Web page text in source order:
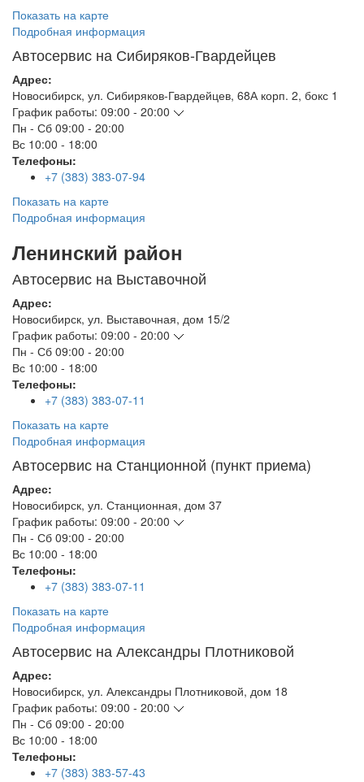
Показать на карте
Подробная информация
Автосервис на Сибиряков-Гвардейцев
Адрес:
Новосибирск, ул. Сибиряков-Гвардейцев, 68А корп. 2, бокс 1
График работы: 09:00 - 20:00
Пн - Сб 09:00 - 20:00
Вс 10:00 - 18:00
Телефоны:
+7 (383) 383-07-94
Показать на карте
Подробная информация
Ленинский район
Автосервис на Выставочной
Адрес:
Новосибирск, ул. Выставочная, дом 15/2
График работы: 09:00 - 20:00
Пн - Сб 09:00 - 20:00
Вс 10:00 - 18:00
Телефоны:
+7 (383) 383-07-11
Показать на карте
Подробная информация
Автосервис на Станционной (пункт приема)
Адрес:
Новосибирск, ул. Станционная, дом 37
График работы: 09:00 - 20:00
Пн - Сб 09:00 - 20:00
Вс 10:00 - 18:00
Телефоны:
+7 (383) 383-07-11
Показать на карте
Подробная информация
Автосервис на Александры Плотниковой
Адрес:
Новосибирск, ул. Александры Плотниковой, дом 18
График работы: 09:00 - 20:00
Пн - Сб 09:00 - 20:00
Вс 10:00 - 18:00
Телефоны:
+7 (383) 383-57-43